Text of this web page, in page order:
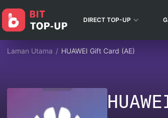
DIRECT TOP-UP
Laman Utama / HUAWEI Gift Card (AE)